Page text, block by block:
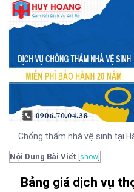
Chống thấm nhà vệ sinh tại
Nội Dung Bài Viết show
Bảng giá dịch vụ